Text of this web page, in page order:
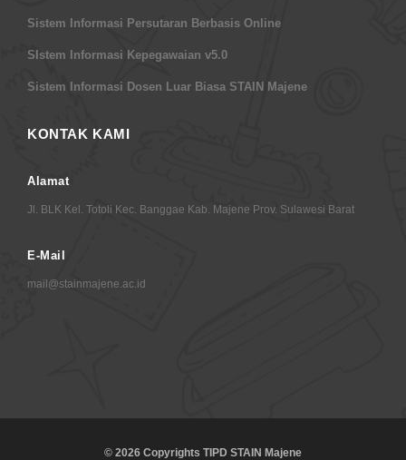
Sistem Informasi Persutaran Berbasis Online
SIstem Informasi Kepegawaian v5.0
Sistem Informasi Dosen Luar Biasa STAIN Majene
KONTAK KAMI
Alamat
Jl. BLK Kel. Totoli Kec. Banggae Kab. Majene Prov. Sulawesi Barat
E-Mail
mail@stainmajene.ac.id
© 2026 Copyrights TIPD STAIN Majene